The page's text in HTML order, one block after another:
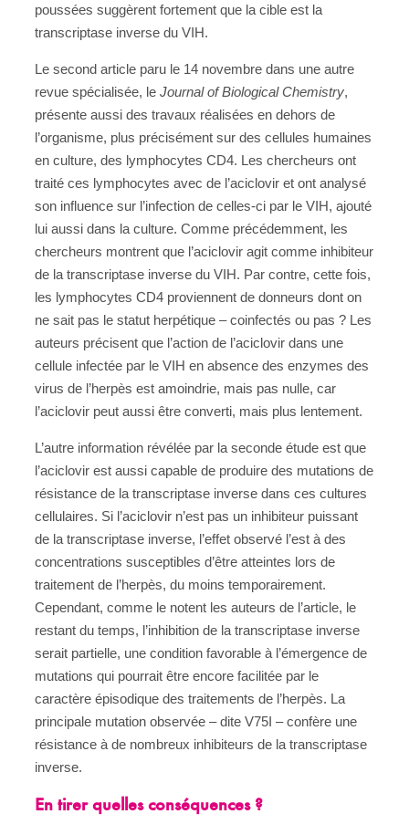
poussées suggèrent fortement que la cible est la
transcriptase inverse du VIH.
Le second article paru le 14 novembre dans une autre
revue spécialisée, le Journal of Biological Chemistry,
présente aussi des travaux réalisées en dehors de
l’organisme, plus précisément sur des cellules humaines
en culture, des lymphocytes CD4. Les chercheurs ont
traité ces lymphocytes avec de l’aciclovir et ont analysé
son influence sur l’infection de celles-ci par le VIH, ajouté
lui aussi dans la culture. Comme précédemment, les
chercheurs montrent que l’aciclovir agit comme inhibiteur
de la transcriptase inverse du VIH. Par contre, cette fois,
les lymphocytes CD4 proviennent de donneurs dont on
ne sait pas le statut herpétique – coinfectés ou pas ? Les
auteurs précisent que l’action de l’aciclovir dans une
cellule infectée par le VIH en absence des enzymes des
virus de l’herpès est amoindrie, mais pas nulle, car
l’aciclovir peut aussi être converti, mais plus lentement.
L’autre information révélée par la seconde étude est que
l’aciclovir est aussi capable de produire des mutations de
résistance de la transcriptase inverse dans ces cultures
cellulaires. Si l’aciclovir n’est pas un inhibiteur puissant
de la transcriptase inverse, l’effet observé l’est à des
concentrations susceptibles d’être atteintes lors de
traitement de l’herpès, du moins temporairement.
Cependant, comme le notent les auteurs de l’article, le
restant du temps, l’inhibition de la transcriptase inverse
serait partielle, une condition favorable à l’émergence de
mutations qui pourrait être encore facilitée par le
caractère épisodique des traitements de l’herpès. La
principale mutation observée – dite V75I – confère une
résistance à de nombreux inhibiteurs de la transcriptase
inverse.
En tirer quelles conséquences ?